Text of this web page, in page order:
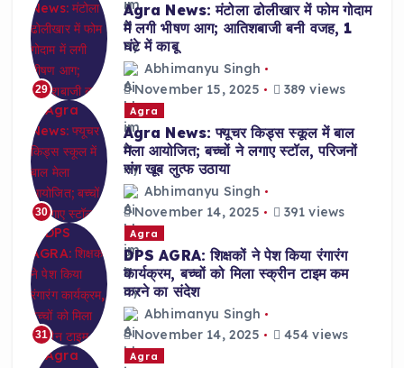
29
Agra News: मंटोला ढोलीखार में फोम गोदाम
में लगी भीषण आग; आतिशबाजी बनी वजह, 1
घंटे में काबू
Abhimanyu Singh
November 15, 2025
389 views
30
Agra
Agra News: फ्यूचर किड्स स्कूल में बाल
मेला आयोजित; बच्चों ने लगाए स्टॉल, परिजनों
संग खूब लुत्फ उठाया
Abhimanyu Singh
November 14, 2025
391 views
31
Agra
DPS AGRA: शिक्षकों ने पेश किया रंगारंग
कार्यक्रम, बच्चों को मिला स्क्रीन टाइम कम
करने का संदेश
Abhimanyu Singh
November 14, 2025
454 views
Agra